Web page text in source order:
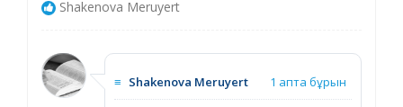
Shakenova Meruyert
≡ Shakenova Meruyert 1 апта бұрын